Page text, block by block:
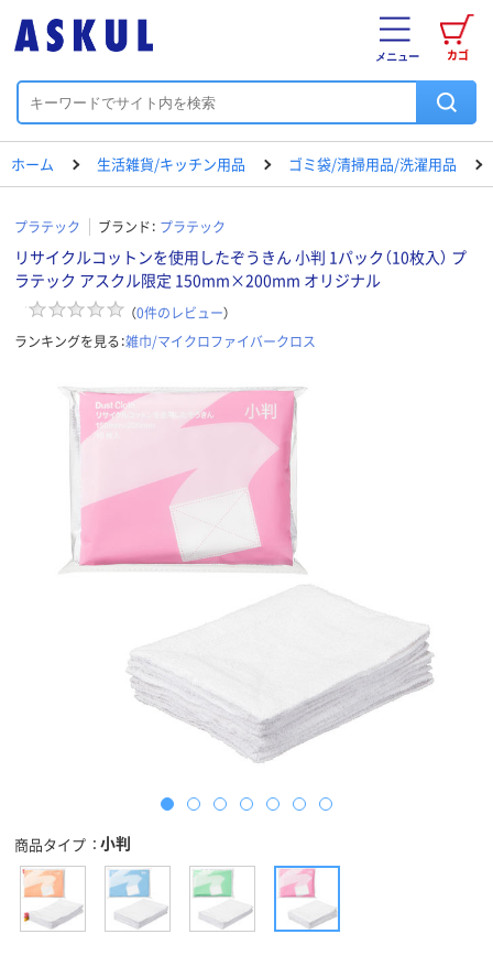
カゴ
メニュー
ホーム 生活雑貨/キッチン用品 ゴミ袋/清掃用品/洗濯用品
プラテック ブランド： プラテック
リサイクルコットンを使用したぞうきん 小判 1パック（10枚入） プ
ラテック アスクル限定 150mm×200mm オリジナル
（0件のレビュー）
ランキングを見る：雑巾/マイクロファイバークロス
商品タイプ 小判